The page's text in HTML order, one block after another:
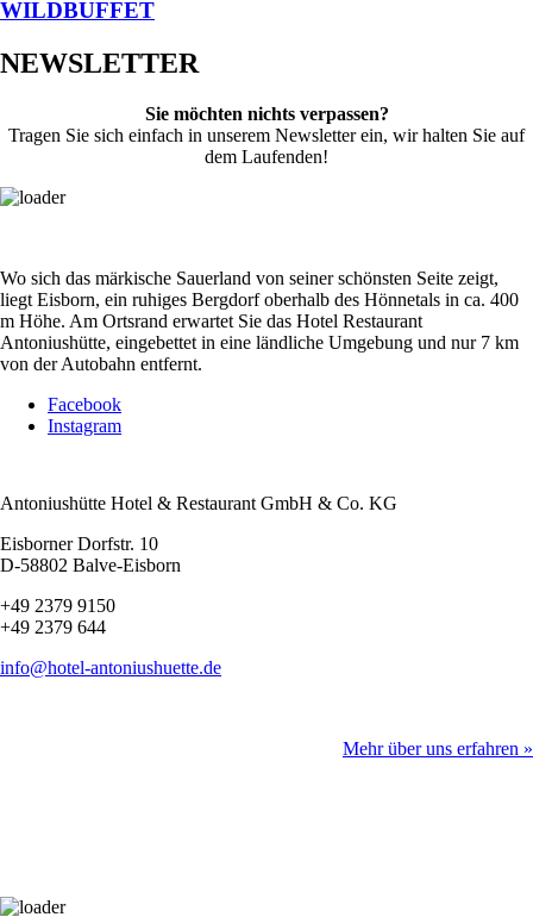
WILDBUFFET
NEWSLETTER
Sie möchten nichts verpassen?
Tragen Sie sich einfach in unserem Newsletter ein, wir halten Sie auf
dem Laufenden!
Wo sich das märkische Sauerland von seiner schönsten Seite zeigt,
liegt Eisborn, ein ruhiges Bergdorf oberhalb des Hönnetals in ca. 400
m Höhe. Am Ortsrand erwartet Sie das Hotel Restaurant
Antoniushütte, eingebettet in eine ländliche Umgebung und nur 7 km
von der Autobahn entfernt.
Facebook
Instagram
Antoniushütte Hotel & Restaurant GmbH & Co. KG
Eisborner Dorfstr. 10
D-58802 Balve-Eisborn
+49 2379 9150
+49 2379 644
info@hotel-antoniushuette.de
Mehr über uns erfahren »